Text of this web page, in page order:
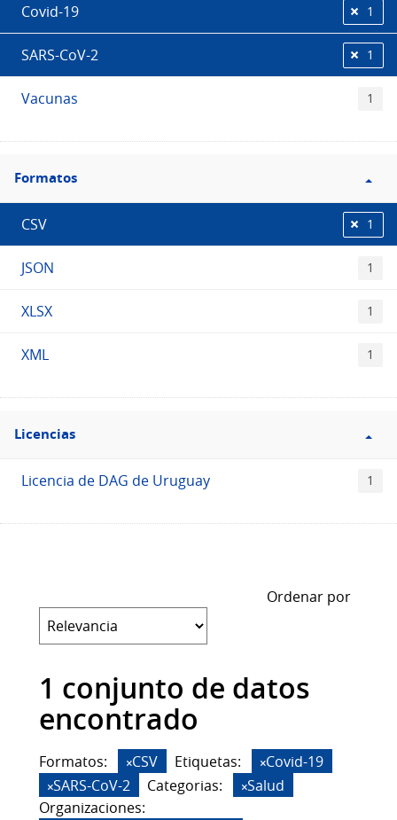
Covid-19 1
SARS-CoV-2 1
Vacunas 1
Filtro
Formatos
Formatos
CSV 1
JSON 1
XLSX 1
XML 1
Filtro
Licencias
Licencias
Licencia de DAG de Uruguay 1
Ordenar por
1 conjunto de datos
encontrado
Formatos: CSV Etiquetas:
Covid-19
SARS-CoV-2
Categorias:
Salud
Organizaciones: